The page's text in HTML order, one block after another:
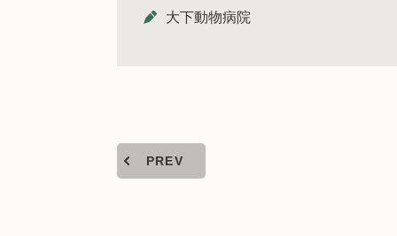
大下動物病院
PREV